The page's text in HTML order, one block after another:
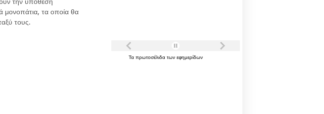
μονοπάτια, τα οποία θα
τους.
Τα πρωτοσέλιδα των εφημερίδων